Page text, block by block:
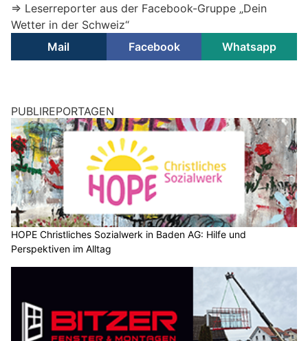
=> Leserreporter aus der Facebook-Gruppe „Dein
Wetter in der Schweiz“
Mail
Facebook Whatsapp
PUBLIREPORTAGEN
HOPE Christliches Sozialwerk in Baden AG: Hilfe und
Perspektiven im Alltag